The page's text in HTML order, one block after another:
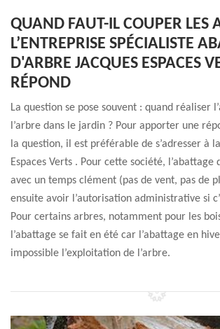
QUAND FAUT-IL COUPER LES
L’ENTREPRISE SPÉCIALISTE
D'ARBRE JACQUES ESPACES
RÉPOND
La question se pose souvent : quand réaliser
l’arbre dans le jardin ? Pour apporter une
la question, il est préférable de s’adresser à
Espaces Verts . Pour cette société, l’abattage
avec un temps clément (pas de vent, pas de
ensuite avoir l’autorisation administrative si
Pour certains arbres, notamment pour les
l’abattage se fait en été car l’abattage en
impossible l’exploitation de l’arbre.